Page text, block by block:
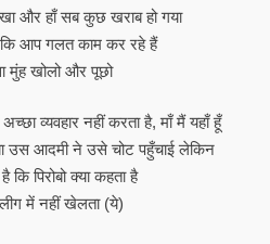
और हाँ सब कुछ खराब हो गया
कि आप गलत काम कर रहे हैं
मुंह खोलो और पूछो
व्यवहार नहीं करता है, माँ मैं यहाँ हूँ
उस आदमी ने उसे चोट पहुँचाई लेकिन
कि पिरोबो क्या कहता है
में नहीं खेलता (ये)